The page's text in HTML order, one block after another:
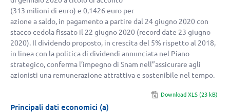
(313 milioni di euro) e 0,1426 euro per
azione a saldo, in pagamento a partire dal 24 giugno 2020 con
stacco cedola fissato il 22 giugno 2020 (record date 23 giugno
2020). Il dividendo proposto, in crescita del 5% rispetto al 2018,
in linea con la politica di dividendi annunciata nel Piano
strategico, conferma l’impegno di Snam nell”assicurare agli
azionisti una remunerazione attrattiva e sostenibile nel tempo.
Download XLS (23 kB)
Principali dati economici (a)